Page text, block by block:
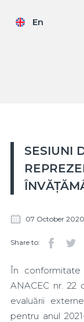
En
SESIUNI
07 October 2020
Share to:
În
ANACEC nr. 22
evaluării
pentru anul